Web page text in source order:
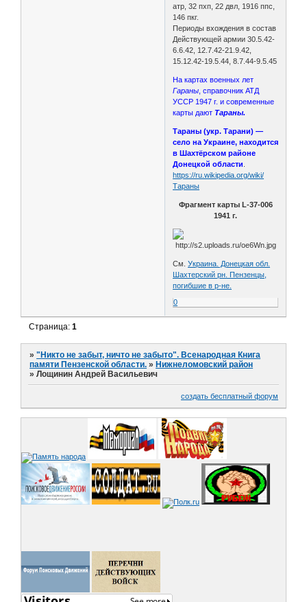
атр, 32 пхп, 22 двл, 1916 ппс,
146 пкг.
Периоды вхождения в состав
Действующей армии 30.5.42-
6.6.42, 12.7.42-21.9.42,
15.12.42-19.5.44, 8.7.44-9.5.45
На картах военных лет
Гараны , справочник АТД
УССР 1947 г. и современные
карты дают Тараны.
Тараны (укр. Тарани) —
село на Украине, находится
в Шахтёрском районе
Донецкой области
https://ru.wikipedia.org/wiki/
Тараны
Фрагмент карты L-37-006
1941 г.
См.Украина. Донецкая обл.
Шахтерский рн. Пензенцы,
погибшие в р-не.
0
Страница:1
»"Никто не забыт, ничто не забыто". Всенародная Книга
памяти Пензенской области. » Нижнеломовский район
»Лощинин Андрей Васильевич
создать бесплатный форум